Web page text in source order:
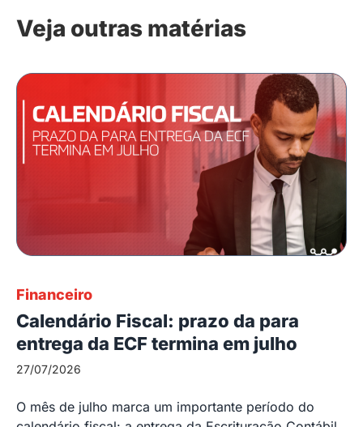
Veja outras matérias
Financeiro
Calendário Fiscal: prazo da para
entrega da ECF termina em julho
27/07/2026
O mês de julho marca um importante período do